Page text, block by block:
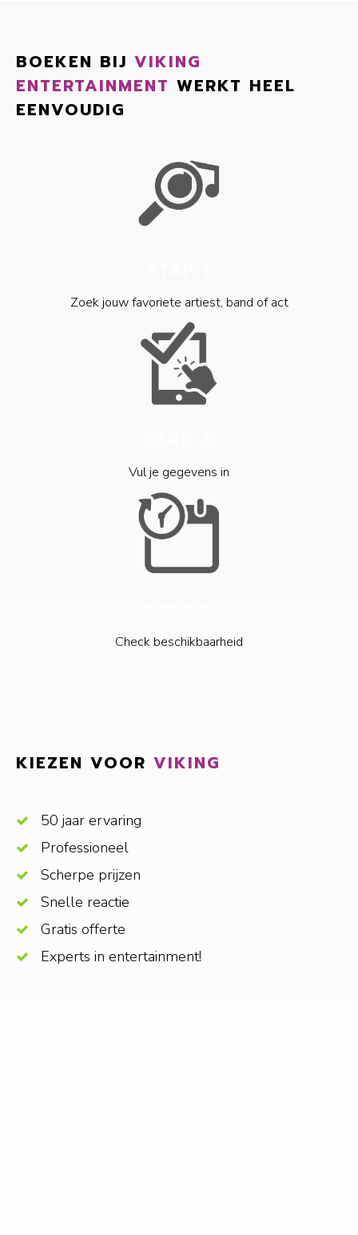
BOEKEN BIJ VIKING
ENTERTAINMENT WERKT HEEL
EENVOUDIG
Zoek jouw favoriete artiest, band of act
Vul je gegevens in
Check beschikbaarheid
KIEZEN VOOR VIKING
50 jaar ervaring
Professioneel
Scherpe prijzen
Snelle reactie
Gratis offerte
Experts in entertainment!